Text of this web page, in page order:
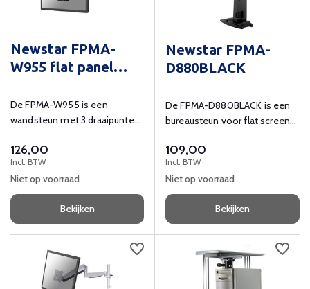
Newstar FPMA-
W955 flat panel
De FPMA-W955 is een
wandsteun met 3 draaipunten
cm)
126,00
Incl. BTW
Niet op voorraad
Bekijken
Newstar FPMA-
D880BLACK
De FPMA-D880BLACK is een
bureausteun voor flat screens
client PC
109,00
Incl. BTW
Niet op voorraad
Bekijken